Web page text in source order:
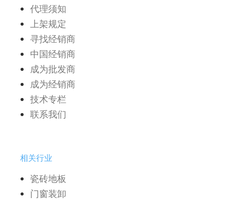
代理须知
上架规定
寻找经销商
中国经销商
成为批发商
成为经销商
技术专栏
联系我们
相关行业
瓷砖地板
门窗装卸